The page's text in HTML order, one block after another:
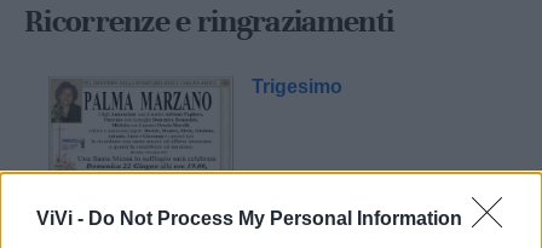
ViVi - Do Not Process My Personal Information
Ricorrenze e ringraziamenti
Trigesimo